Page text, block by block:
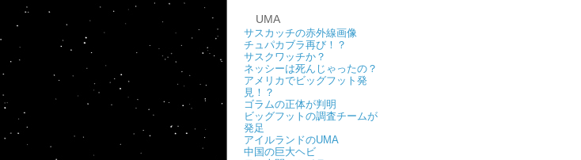
UMA
サスカッチの赤外線画像
チュパカブラ再び！？
サスクワッチか？
ネッシーは死んじゃったの？
アメリカでビッグフット発
見！？
ゴラムの正体が判明
ビッグフットの調査チームが
発足
アイルランドのUMA
中国の巨大ヘビ